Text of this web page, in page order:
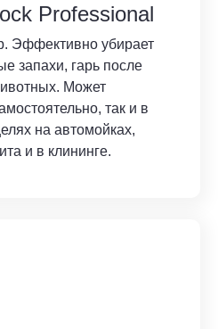
Professional
Эффективно убирает
запахи, гарь после
Может
так и в
на автомойках,
и в клининге.